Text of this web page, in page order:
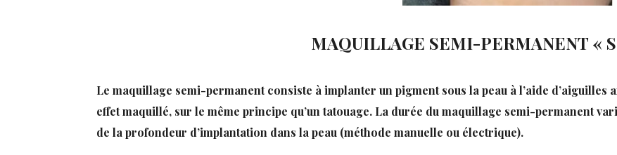
MAQUILLAGE SEMI-PERMANENT «
Le maquillage semi-permanent consiste à implanter un pigment sous la peau à l’aide
effet maquillé, sur le même principe qu’un tatouage. La durée du maquillage semi-permanent
de la profondeur d’implantation dans la peau (méthode manuelle ou électrique).